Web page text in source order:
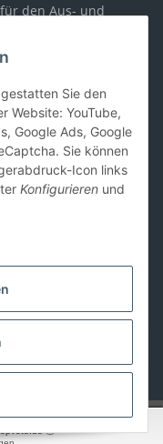
Sie den
Website: YouTube,
Google Ads, Google
Sie können
Icon links
Konfigurieren und
den Aus- und
Mit unserem
als auch
ⓘ